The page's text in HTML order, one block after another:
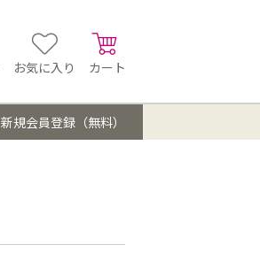
お気に入り カート
新規会員登録（無料）